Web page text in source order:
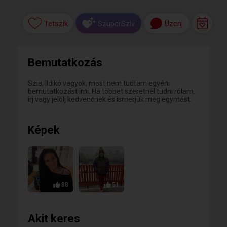
Tetszik SzuperSzív Üzenj
Bemutatkozás
Szia, Ildikó vagyok, most nem tudtam egyéni
bemutatkozást írni. Ha többet szeretnél tudni rólam,
írj vagy jelölj kedvencnek és ismerjük meg egymást.
Képek
88 51
Akit keres